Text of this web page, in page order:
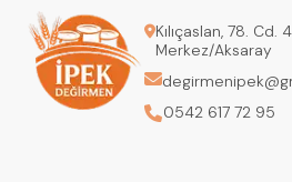
Kılıçaslan, 78.
Merkez/Aksaray
0542 617 72 95